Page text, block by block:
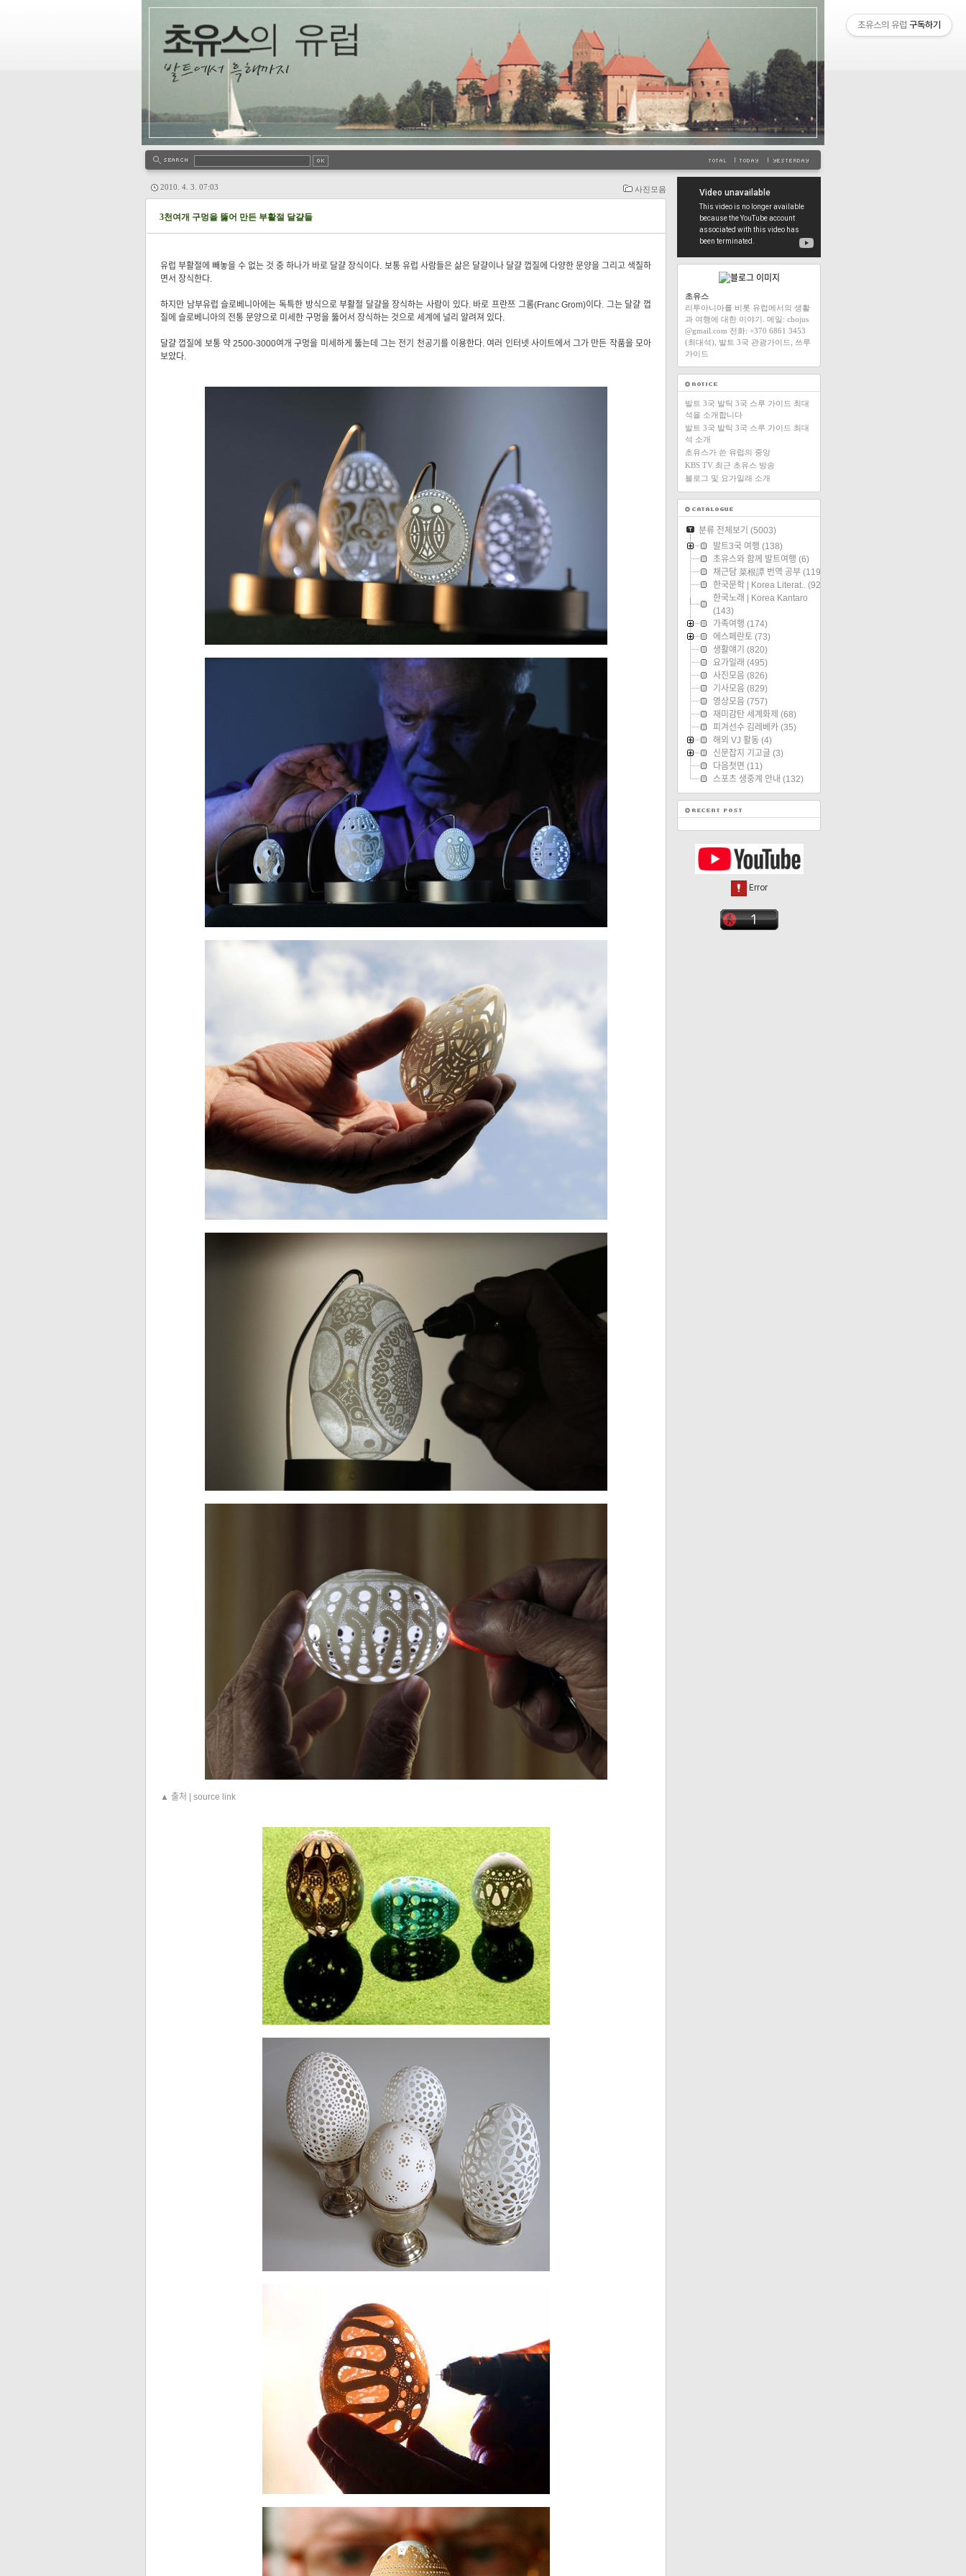
사진모음
2010. 4. 3. 07:03
3천여개 구멍을 뚫어 만든 부활절 달걀들
유럽 부활절에 빼놓을 수 없는 것 중 하나가 바로 달걀 장식이다. 보통 유럽 사람들은 삶은 달걀이나 달걀 껍질에 다양한 문양을 그리고 색칠하
면서 장식한다.
하지만 남부유럽 슬로베니아에는 독특한 방식으로 부활절 달걀을 장식하는 사람이 있다. 바로 프란쯔 그롬(Franc Grom)이다. 그는 달걀 껍
질에 슬로베니아의 전통 문양으로 미세한 구멍을 뚫어서 장식하는 것으로 세계에 널리 알려져 있다.
달걀 껍질에 보통 약 2500-3000여개 구멍을 미세하게 뚫는데 그는 전기 천공기를 이용한다. 여러 인터넷 사이트에서 그가 만든 작품을 모아
보았다.
▲ 출처 | source link
초유스
리투아니아를 비롯 유럽에서의 생활
과 여행에 대한 이야기. 메일: chojus
@gmail.com 전화: +370 6861 3453
(최대석), 발트 3국 관광가이드, 쓰루
가이드
발트 3국 발틱 3국 스루 가이드 최대
석을 소개합니다
발트 3국 발틱 3국 스루 가이드 최대
석 소개
초유스가 쓴 유럽의 중앙
KBS TV 최근 초유스 방송
블로그 및 요가일래 소개
분류 전체보기 (5003)
발트3국 여행 (138)
초유스와 함께 발트여행 (6)
채근담 菜根譚 번역 공부 (119)
한국문학 | Korea Literat.. (92)
한국노래 | Korea Kantaro
(143)
가족여행 (174)
에스페란토 (73)
생활얘기 (820)
요가일래 (495)
사진모음 (826)
기사모음 (829)
영상모음 (757)
재미감탄 세계화제 (68)
피겨선수 김레베카 (35)
해외 VJ 활동 (4)
신문잡지 기고글 (3)
다음첫면 (11)
스포츠 생중계 안내 (132)
초유스의 유럽 구독하기